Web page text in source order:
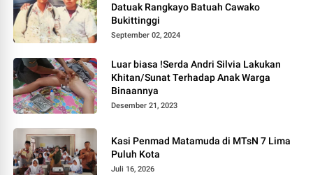
Datuak Rangkayo Batuah Cawako
Bukittinggi
September 02, 2024
Luar biasa !Serda Andri Silvia Lakukan
Khitan/Sunat Terhadap Anak Warga
Binaannya
Desember 21, 2023
Kasi Penmad Matamuda di MTsN 7 Lima
Puluh Kota
Juli 16, 2026